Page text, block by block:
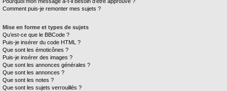
Comment puis-je remonter mes sujets ?
Mise en forme et types de sujets
Qu’est-ce que le BBCode ?
Puis-je insérer du code HTML ?
Que sont les émoticônes ?
Puis-je insérer des images ?
Que sont les annonces générales ?
Que sont les annonces ?
Que sont les notes ?
Que sont les sujets verrouillés ?